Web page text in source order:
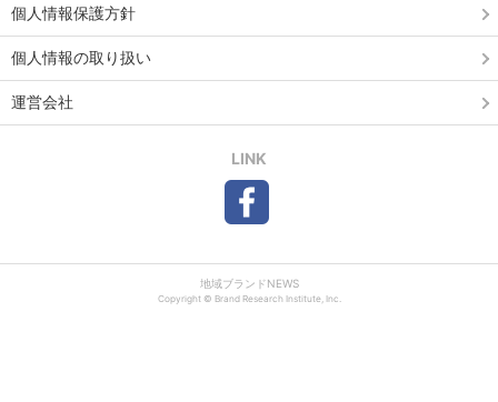
個人情報保護方針
個人情報の取り扱い
運営会社
LINK
地域ブランドNEWS
Copyright © Brand Research Institute, Inc.